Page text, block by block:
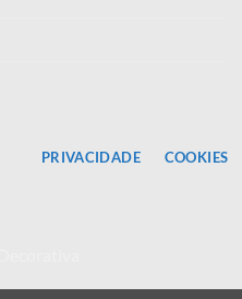
PRIVACIDADE COOKIES